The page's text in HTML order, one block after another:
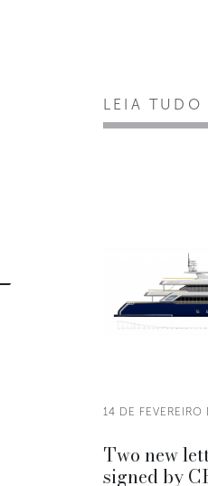
LEIA TUDO
14 DE FEVEREIRO
Two new
signed by